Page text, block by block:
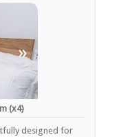
»
(x4)
designed for